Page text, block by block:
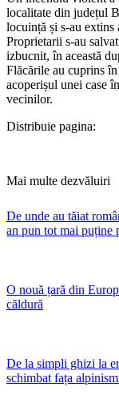
localitate din județul
locuință și s-au extins
Proprietarii s-au
izbucnit, în această
Flăcările au cuprins
acoperișul unei case
vecinilor.
Distribuie pagina:
Mai multe dezvăluiri
De unde au tăiat
an pun tot mai puține
O nouă țară din
căldură
De la simpli ghizi la
schimbat fața